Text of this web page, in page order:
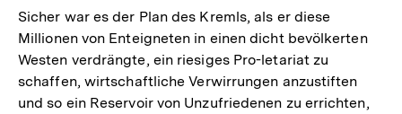
Sicher war es der Plan des Kremls, als er diese
Millionen von Enteigneten in einen dicht bevölkerten
Westen verdrängte, ein riesiges Pro-letariat zu
schaffen, wirtschaftliche Verwirrungen anzustiften
und so ein Reservoir von Unzufriedenen zu errichten,